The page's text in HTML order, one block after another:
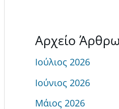
Αρχείο
Ιούλιος 2026
Ιούνιος 2026
Μάιος 2026